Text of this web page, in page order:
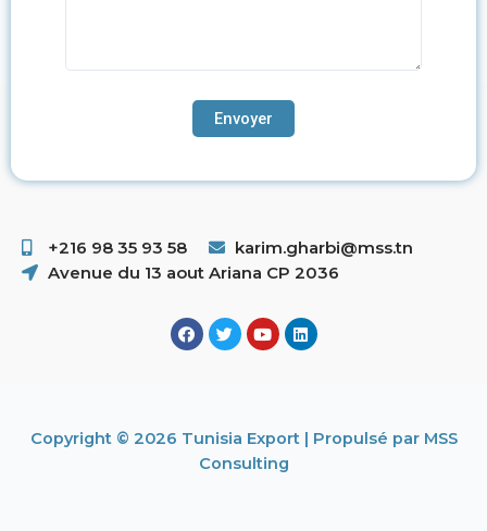
+216 98 35 93 58 ​
karim.gharbi@mss.tn
Avenue du 13 aout Ariana CP 2036
Copyright © 2026 Tunisia Export | Propulsé par MSS
Consulting